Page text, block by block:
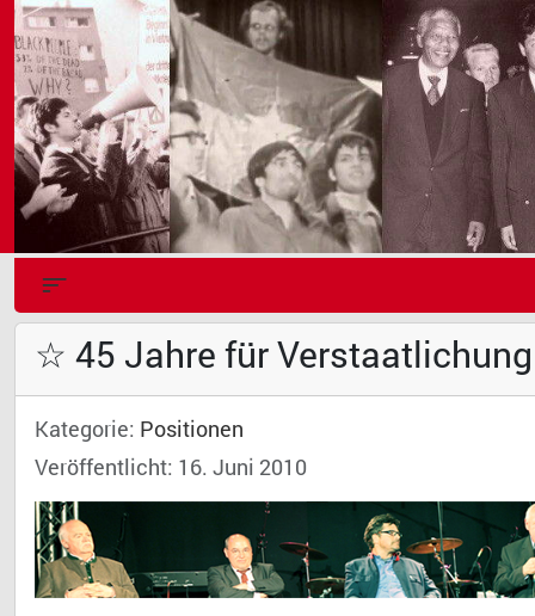
☆ 45 Jahre für
Kategorie: Positionen
Veröffentlicht: 16. Juni 2010